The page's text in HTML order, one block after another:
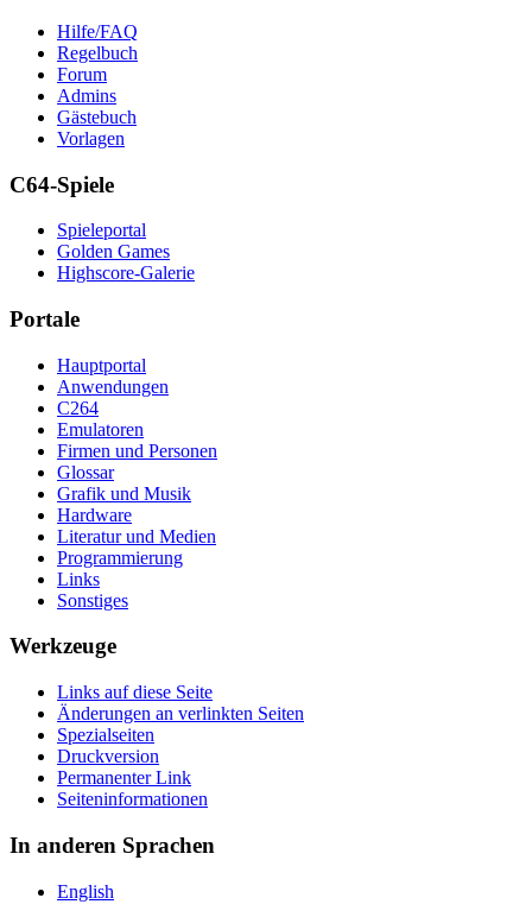
Hilfe/FAQ
Regelbuch
Forum
Admins
Gästebuch
Vorlagen
C64-Spiele
Spieleportal
Golden Games
Highscore-Galerie
Portale
Hauptportal
Anwendungen
C264
Emulatoren
Firmen und Personen
Glossar
Grafik und Musik
Hardware
Literatur und Medien
Programmierung
Links
Sonstiges
Werkzeuge
Links auf diese Seite
Änderungen an verlinkten Seiten
Spezialseiten
Druckversion
Permanenter Link
Seiten­­informationen
In anderen Sprachen
English